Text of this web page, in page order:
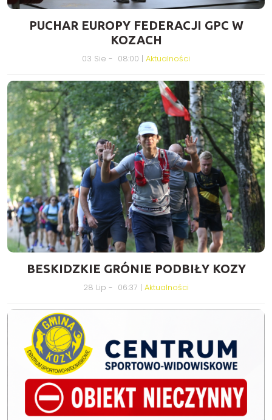
PUCHAR EUROPY FEDERACJI GPC W
KOZACH
03 Sie - 08:00 | Aktualności
BESKIDZKIE GRÓNIE PODBIŁY KOZY
28 Lip - 06:37 | Aktualności